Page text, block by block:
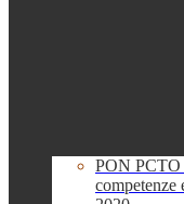
PON PCTO
competenze